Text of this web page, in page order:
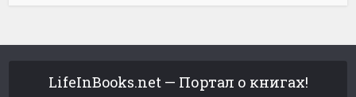
LifeInBooks.net — Портал о книгах!